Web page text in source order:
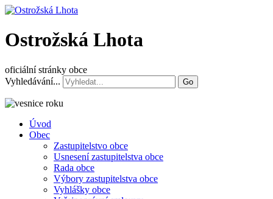
Ostrožská Lhota
oficiální stránky obce
Vyhledávání...
Go
Úvod
Obec
Zastupitelstvo obce
Usnesení zastupitelstva obce
Rada obce
Výbory zastupitelstva obce
Vyhlášky obce